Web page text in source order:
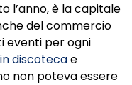
l’anno, è la capitale
del commercio
eventi per ogni
discotecae
non poteva essere